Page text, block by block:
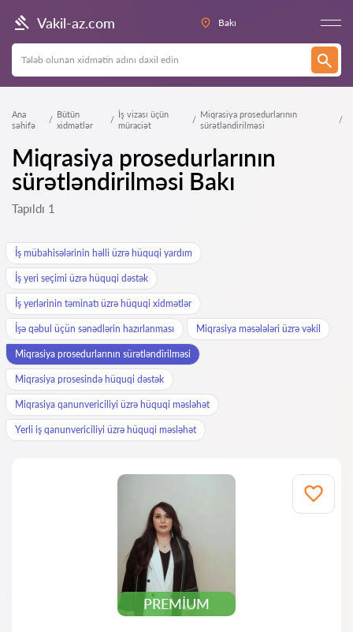
Vakil-az.com Bakı
Ana
səhifə
Bütün
xidmətlər
İş vizası üçün
müraciət
Miqrasiya prosedurlarının
sürətləndirilməsi
Miqrasiya prosedurlarının
sürətləndirilməsi Bakı
Tapıldı 1
İş mübahisələrinin həlli üzrə hüquqi yardım
İş yeri seçimi üzrə hüquqi dəstək
İş yerlərinin təminatı üzrə hüquqi xidmətlər
İşə qəbul üçün sənədlərin hazırlanması Miqrasiya məsələləri üzrə vəkil
Miqrasiya prosedurlarının sürətləndirilməsi
Miqrasiya prosesində hüquqi dəstək
Miqrasiya qanunvericiliyi üzrə hüquqi məsləhət
Yerli iş qanunvericiliyi üzrə hüquqi məsləhət
PREMIUM